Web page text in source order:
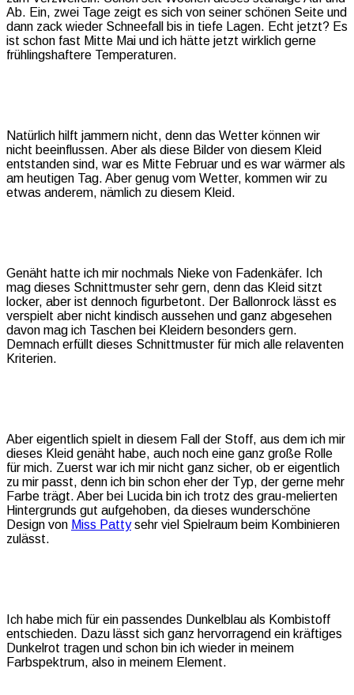
Ab. Ein, zwei Tage zeigt es sich von seiner schönen Seite und
dann zack wieder Schneefall bis in tiefe Lagen. Echt jetzt? Es
ist schon fast Mitte Mai und ich hätte jetzt wirklich gerne
frühlingshaftere Temperaturen.
Natürlich hilft jammern nicht, denn das Wetter können wir
nicht beeinflussen. Aber als diese Bilder von diesem Kleid
entstanden sind, war es Mitte Februar und es war wärmer als
am heutigen Tag. Aber genug vom Wetter, kommen wir zu
etwas anderem, nämlich zu diesem Kleid.
Genäht hatte ich mir nochmals Nieke von Fadenkäfer. Ich
mag dieses Schnittmuster sehr gern, denn das Kleid sitzt
locker, aber ist dennoch figurbetont. Der Ballonrock lässt es
verspielt aber nicht kindisch aussehen und ganz abgesehen
davon mag ich Taschen bei Kleidern besonders gern.
Demnach erfüllt dieses Schnittmuster für mich alle relaventen
Kriterien.
Aber eigentlich spielt in diesem Fall der Stoff, aus dem ich mir
dieses Kleid genäht habe, auch noch eine ganz große Rolle
für mich. Zuerst war ich mir nicht ganz sicher, ob er eigentlich
zu mir passt, denn ich bin schon eher der Typ, der gerne mehr
Farbe trägt. Aber bei Lucida bin ich trotz des grau-melierten
Hintergrunds gut aufgehoben, da dieses wunderschöne
Design von Miss Pattysehr viel Spielraum beim Kombinieren
zulässt.
Ich habe mich für ein passendes Dunkelblau als Kombistoff
entschieden. Dazu lässt sich ganz hervorragend ein kräftiges
Dunkelrot tragen und schon bin ich wieder in meinem
Farbspektrum, also in meinem Element.